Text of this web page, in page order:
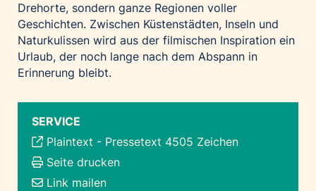
Drehorte, sondern ganze Regionen voller
Geschichten. Zwischen Küstenstädten, Inseln und
Naturkulissen wird aus der filmischen Inspiration ein
Urlaub, der noch lange nach dem Abspann in
Erinnerung bleibt.
SERVICE
Plaintext - Pressetext 4505 Zeichen
Seite drucken
Link mailen